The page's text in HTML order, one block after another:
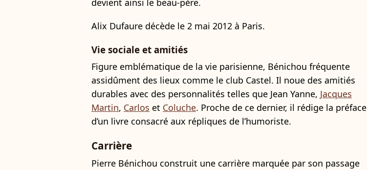
Alix Dufaure décède le 2 mai 2012 à Paris.
Vie sociale et amitiés
Figure emblématique de la vie parisienne, Bénichou fréquente
assidûment des lieux comme le club Castel. Il noue des amitiés
durables avec des personnalités telles que Jean Yanne, Jacques
Martin, Carlos et Coluche. Proche de ce dernier, il rédige la préface
d’un livre consacré aux répliques de l’humoriste.
Carrière
Pierre Bénichou construit une carrière marquée par son passage